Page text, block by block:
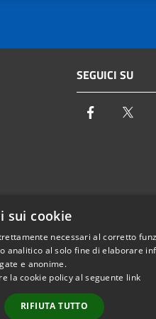
SEGUICI SU
Facebook
Pubbliche Amministrazioni
interni
sui cookie
necessari al corretto
analitico al solo fine di elaborare
e anonime.
la cookie policy al seguente link
RIFIUTA TUTTO